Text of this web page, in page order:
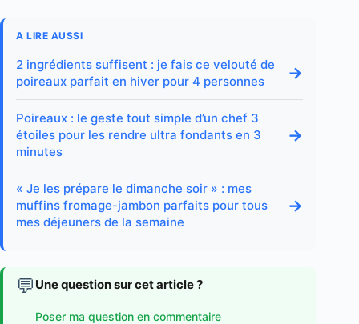
A LIRE AUSSI
2 ingrédients suffisent : je fais ce velouté de
poireaux parfait en hiver pour 4 personnes
→
Poireaux : le geste tout simple d’un chef 3
étoiles pour les rendre ultra fondants en 3
minutes
→
« Je les prépare le dimanche soir » : mes
muffins fromage-jambon parfaits pour tous
mes déjeuners de la semaine
→
💬 Une question sur cet article ?
Poser ma question en commentaire